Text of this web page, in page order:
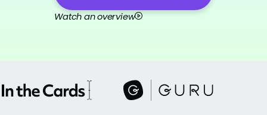
Watch an overview